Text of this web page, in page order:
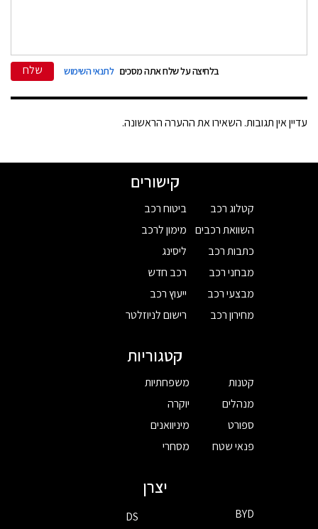
בלחיצה על שלח אתה מסכים לתנאי השימוש שלח
עדיין אין תגובות. השאירו את ההערה הראשונה.
קישורים
קטלוג רכב
השוואת רכבים
כתבות רכב
מבחני רכב
מבצעי רכב
מחירון רכב
ביטוח רכב
מימון לרכב
ליסינג
רכב חדש
ייעוץ רכב
רישום לניוזלטר
קטגוריות
קטנות
מנהלים
ספורט
פנאי שטח
משפחתיות
יוקרה
מיניוואנים
מסחרי
יצרן
BYD
DS